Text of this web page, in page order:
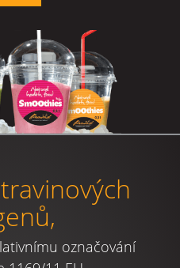
označování